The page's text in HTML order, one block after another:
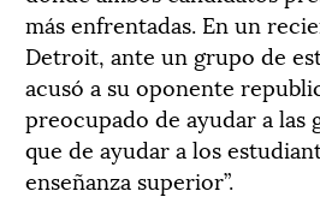
más enfrentadas. En un
Detroit, ante un grupo de
acusó a su oponente
preocupado de ayudar a las
que de ayudar a los
enseñanza superior”.